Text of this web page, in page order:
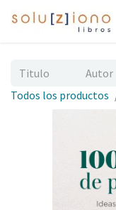
Todos los productos